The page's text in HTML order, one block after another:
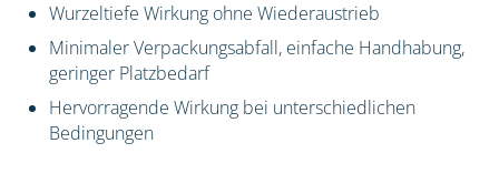
Wurzeltiefe Wirkung ohne Wiederaustrieb
Minimaler Verpackungsabfall, einfache Handhabung,
geringer Platzbedarf
Hervorragende Wirkung bei unterschiedlichen
Bedingungen